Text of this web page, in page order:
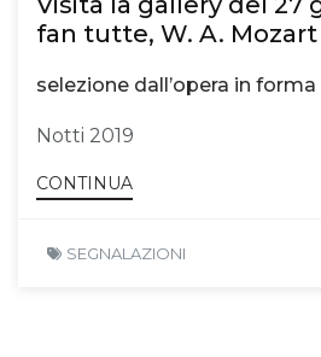
fan tutte, W. A. Mozart
selezione dall’opera in
Notti 2019
CONTINUA
SEGNALAZIONI